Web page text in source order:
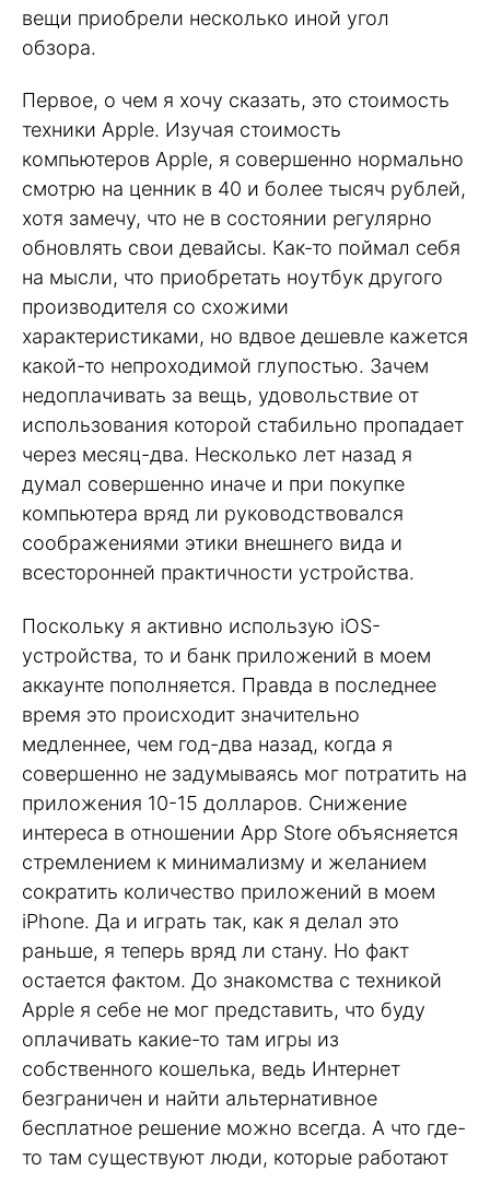
вещи приобрели несколько иной угол
обзора.
Первое, о чем я хочу сказать, это стоимость
техники Apple. Изучая стоимость
компьютеров Apple, я совершенно нормально
смотрю на ценник в 40 и более тысяч рублей,
хотя замечу, что не в состоянии регулярно
обновлять свои девайсы. Как-то поймал себя
на мысли, что приобретать ноутбук другого
производителя со схожими
характеристиками, но вдвое дешевле кажется
какой-то непроходимой глупостью. Зачем
недоплачивать за вещь, удовольствие от
использования которой стабильно пропадает
через месяц-два. Несколько лет назад я
думал совершенно иначе и при покупке
компьютера вряд ли руководствовался
соображениями этики внешнего вида и
всесторонней практичности устройства.
Поскольку я активно использую iOS-
устройства, то и банк приложений в моем
аккаунте пополняется. Правда в последнее
время это происходит значительно
медленнее, чем год-два назад, когда я
совершенно не задумываясь мог потратить на
приложения 10-15 долларов. Снижение
интереса в отношении App Store объясняется
стремлением к минимализму и желанием
сократить количество приложений в моем
iPhone. Да и играть так, как я делал это
раньше, я теперь вряд ли стану. Но факт
остается фактом. До знакомства с техникой
Apple я себе не мог представить, что буду
оплачивать какие-то там игры из
собственного кошелька, ведь Интернет
безграничен и найти альтернативное
бесплатное решение можно всегда. А что где-
то там существуют люди, которые работают